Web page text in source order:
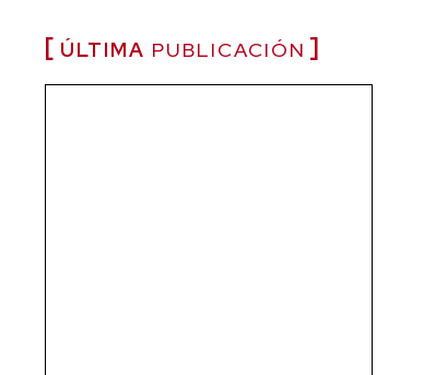
ÚLTIMA PUBLICACIÓN